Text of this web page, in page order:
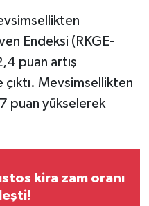
Endeksi (RKGE-
puan artış
Mevsimsellikten
puan yükselerek
kira zam oranı